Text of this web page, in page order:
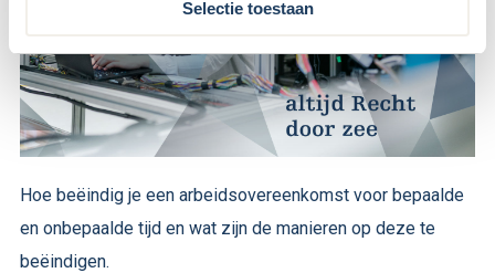
Selectie toestaan
Hoe beëindig je een arbeidsovereenkomst voor bepaalde
en onbepaalde tijd en wat zijn de manieren op deze te
beëindigen.